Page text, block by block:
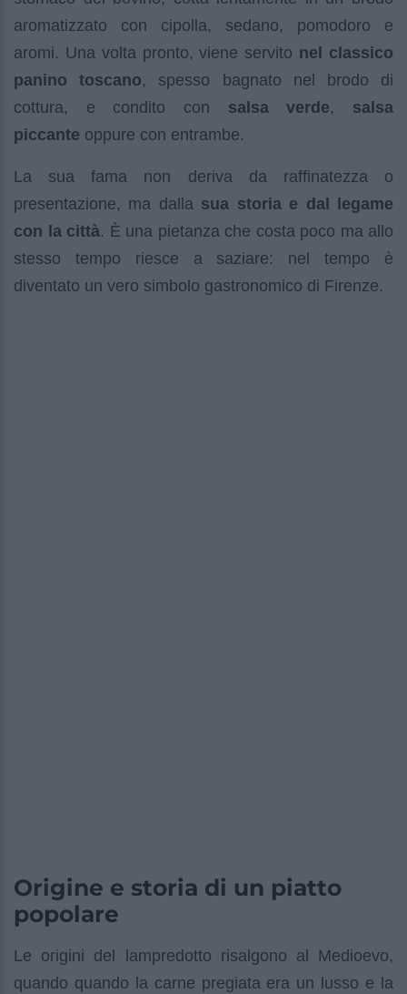
aromatizzato con cipolla, sedano, pomodoro e
aromi. Una volta pronto, viene servito nel classico
panino toscano, spesso bagnato nel brodo di
cottura, e condito con salsa verde, salsa
piccante oppure con entrambe.
La sua fama non deriva da raffinatezza o
presentazione, ma dalla sua storia e dal legame
con la città. È una pietanza che costa poco ma allo
stesso tempo riesce a saziare: nel tempo è
diventato un vero simbolo gastronomico di Firenze.
Origine e storia di un piatto
popolare
Le origini del lampredotto risalgono al Medioevo,
quando quando la carne pregiata era un lusso e la